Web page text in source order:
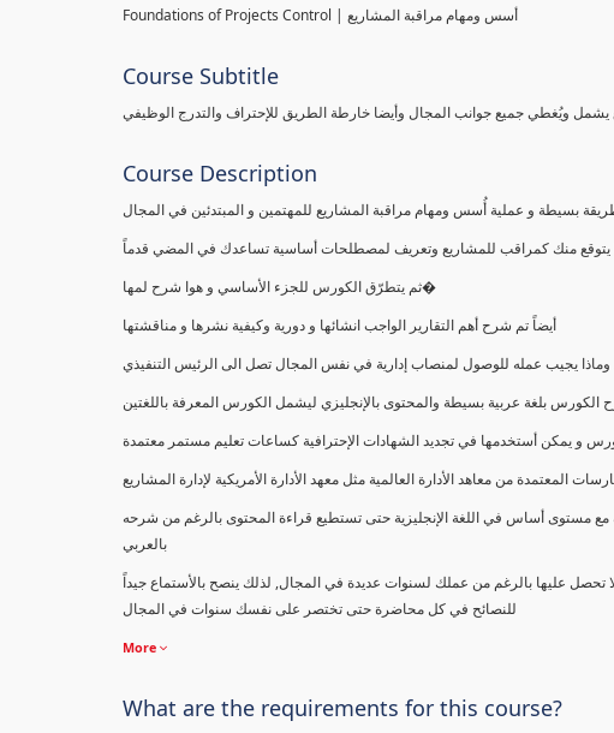
Foundations of Projects Control | أسس ومهام مراقبة المشاريع
Course Subtitle
يشمل ويُغطي جميع جوانب المجال وأيضا خارطة الطريق للإحتراف والتدرج الوظيفي
Course Description
بسيطة و عملية أُسس ومهام مراقبة المشاريع للمهتمين و المبتدئين في المجال
يتوقع منك كمراقب للمشاريع وتعريف لمصطلحات أساسية تساعدك في المضي قدماً
ثم يتطرّق الكورس للجزء الأساسي و هوا شرح لمها�
أيضاً تم شرح أهم التقارير الواجب انشائها و دورية وكيفية نشرها و مناقشتها
وماذا يجيب عمله للوصول لمنصاب إدارية في نفس المجال تصل الى الرئيس التنفيذي
الكورس بلغة عربية بسيطة والمحتوى بالإنجليزي ليشمل الكورس المعرفة باللغتين
و يمكن أستخدمها في تجديد الشهادات الإحترافية كساعات تعليم مستمر معتمدة
من معاهد الأدارة العالمية مثل معهد الأدارة الأمريكية لإدارة المشاريع
مستوى أساس في اللغة الإنجليزية حتى تستطيع قراءة المحتوى بالرغم من شرحه
بالعربي
تحصل عليها بالرغم من عملك لسنوات عديدة في المجال, لذلك ينصح بالأستماع جيداً
للنصائح في كل محاضرة حتى تختصر على نفسك سنوات في المجال
More
What are the requirements for this course?